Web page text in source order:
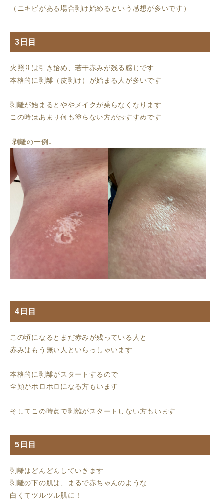
（ニキビがある場合剥け始めるという感想が多いです）
3日目
火照りは引き始め、若干赤みが残る感じです
本格的に剥離（皮剥け）が始まる人が多いです
剥離が始まるとややメイクが乗らなくなります
この時はあまり何も塗らない方がおすすめです
剥離の一例↓
4日目
この頃になるとまだ赤みが残っている人と
赤みはもう無い人といらっしゃいます
本格的に剥離がスタートするので
全顔がボロボロになる方もいます
そしてこの時点で剥離がスタートしない方もいます
5日目
剥離はどんどんしていきます
剥離の下の肌は、まるで赤ちゃんのような
白くてツルツル肌に！